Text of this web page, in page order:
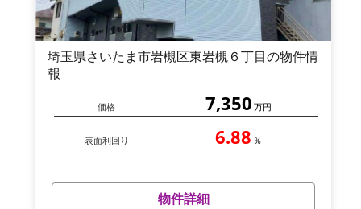
埼玉県さいたま市岩槻区東岩槻６丁目の物件情
報
価格 7,350 万円
表面利回り 6.88 ％
物件詳細